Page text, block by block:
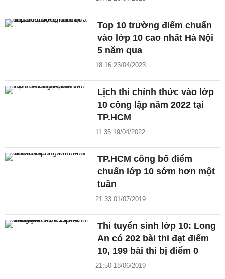
Top 10 trường điểm chuẩn
vào lớp 10 cao nhất Hà Nội
5 năm qua
18:16 23/04/2023
Lịch thi chính thức vào lớp
10 công lập năm 2022 tại
TP.HCM
11:35 19/04/2022
TP.HCM công bố điểm
chuẩn lớp 10 sớm hơn một
tuần
21:33 01/07/2019
Thi tuyển sinh lớp 10: Long
An có 202 bài thi đạt điểm
10, 199 bài thi bị điểm 0
21:50 18/06/2019